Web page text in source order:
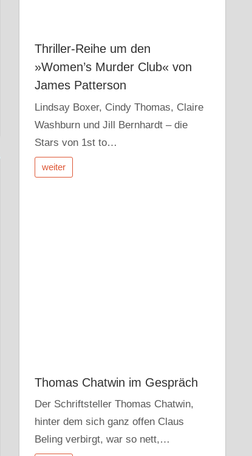
Thriller-Reihe um den
»Women’s Murder Club« von
James Patterson
Lindsay Boxer, Cindy Thomas, Claire
Washburn und Jill Bernhardt – die
Stars von 1st to…
weiter
Thomas Chatwin im Gespräch
Der Schriftsteller Thomas Chatwin,
hinter dem sich ganz offen Claus
Beling verbirgt, war so nett,…